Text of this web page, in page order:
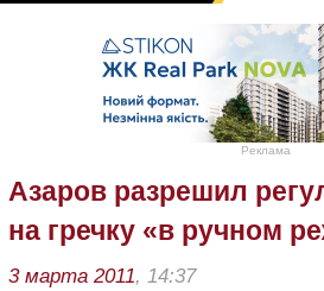
Реклама
Азаров разрешил
на гречку «в ручном
3 марта 2011, 14:37